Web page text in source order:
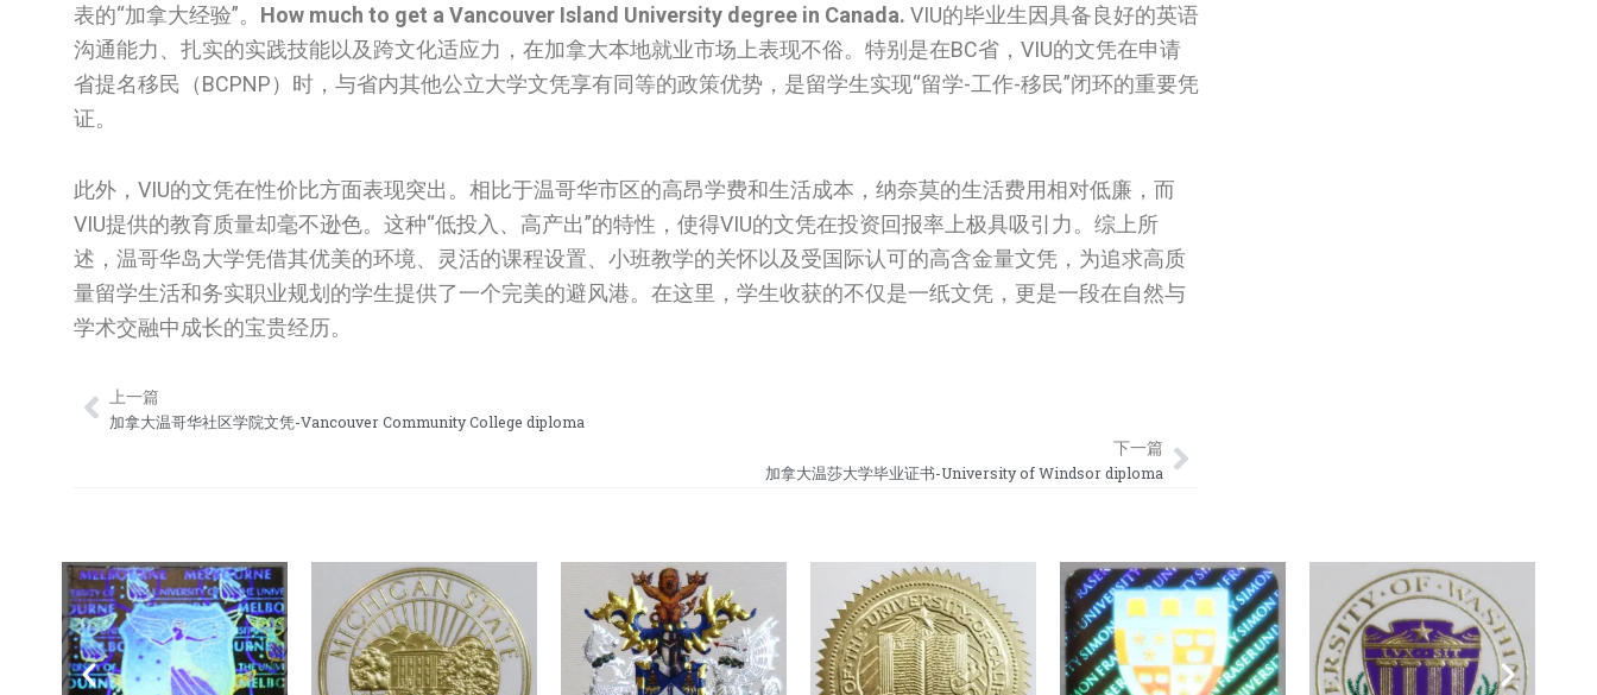
表的“加拿大经验”。 How much to get a Vancouver Island University degree in Canada. VIU的毕业生因具备良好的英语
沟通能力、扎实的实践技能以及跨文化适应力，在加拿大本地就业市场上表现不俗。特别是在BC省，VIU的文凭在申请
省提名移民（BCPNP）时，与省内其他公立大学文凭享有同等的政策优势，是留学生实现“留学-工作-移民”闭环的重要凭
证。
此外，VIU的文凭在性价比方面表现突出。相比于温哥华市区的高昂学费和生活成本，纳奈莫的生活费用相对低廉，而
VIU提供的教育质量却毫不逊色。这种“低投入、高产出”的特性，使得VIU的文凭在投资回报率上极具吸引力。综上所
述，温哥华岛大学凭借其优美的环境、灵活的课程设置、小班教学的关怀以及受国际认可的高含金量文凭，为追求高质
量留学生活和务实职业规划的学生提供了一个完美的避风港。在这里，学生收获的不仅是一纸文凭，更是一段在自然与
学术交融中成长的宝贵经历。
Prev
上一篇
加拿大温哥华社区学院文凭-Vancouver Community College diploma
下一篇
加拿大温莎大学毕业证书-University of Windsor diploma